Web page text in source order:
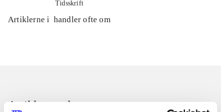
Tidsskrift
Artiklerne i handler ofte om
Artikler med samme emner